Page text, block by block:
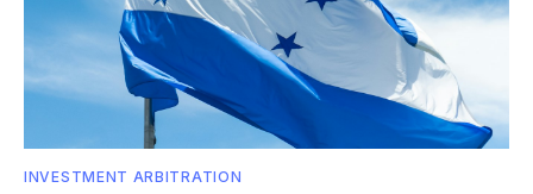
INVESTMENT ARBITRATION